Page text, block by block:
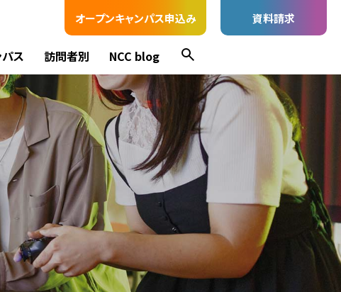
オープンキャンパス申込み 資料請求
ス 訪問者別 NCC blog